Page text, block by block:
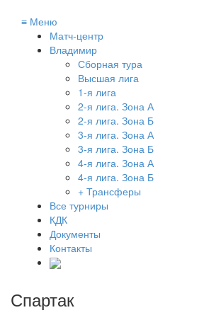
≡ Меню
Матч-центр
Владимир
Сборная тура
Высшая лига
1-я лига
2-я лига. Зона А
2-я лига. Зона Б
3-я лига. Зона А
3-я лига. Зона Б
4-я лига. Зона А
4-я лига. Зона Б
+ Трансферы
Все турниры
КДК
Документы
Контакты
Спартак